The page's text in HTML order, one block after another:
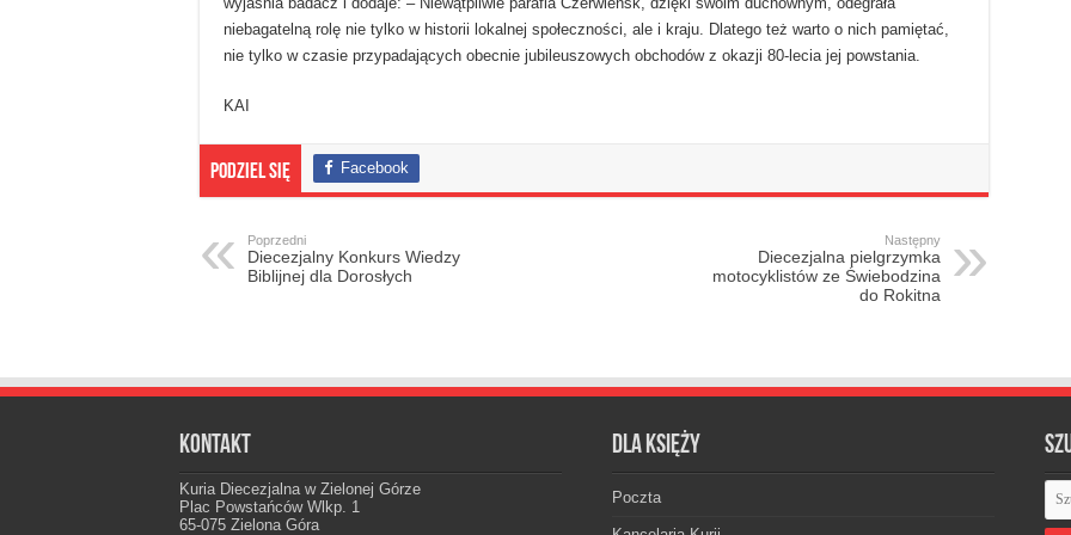
niebagatelną rolę nie tylko w historii lokalnej społeczności, ale i kraju. Dlatego też warto o nich pamiętać,
nie tylko w czasie przypadających obecnie jubileuszowych obchodów z okazji 80-lecia jej powstania.
KAI
Podziel się Facebook
Poprzedni
Diecezjalny Konkurs Wiedzy
Biblijnej dla Dorosłych
Następny
Diecezjalna pielgrzymka
motocyklistów ze Świebodzina
do Rokitna
Kontakt
Kuria Diecezjalna w Zielonej Górze
Plac Powstańców Wlkp. 1
65-075 Zielona Góra
Dla księży
Poczta